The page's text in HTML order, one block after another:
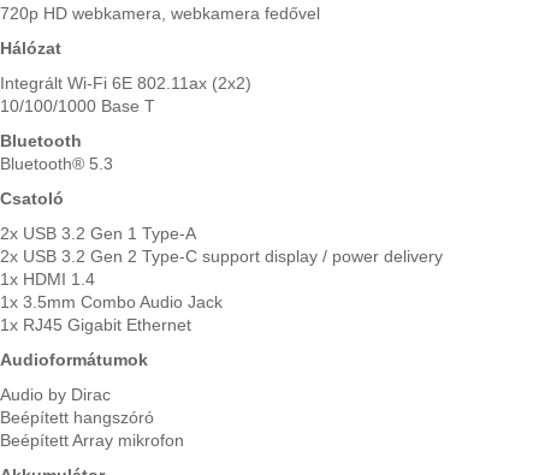
720p HD webkamera, webkamera fedővel
Hálózat
Integrált Wi-Fi 6E 802.11ax (2x2)
10/100/1000 Base T
Bluetooth
Bluetooth® 5.3
Csatoló
2x USB 3.2 Gen 1 Type-A
2x USB 3.2 Gen 2 Type-C support display / power delivery
1x HDMI 1.4
1x 3.5mm Combo Audio Jack
1x RJ45 Gigabit Ethernet
Audioformátumok
Audio by Dirac
Beépített hangszóró
Beépített Array mikrofon